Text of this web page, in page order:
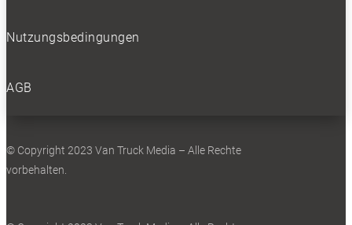
Nutzungsbedingungen
AGB
© Copyright 2023 Van Truck Media – Alle Rechte
vorbehalten.